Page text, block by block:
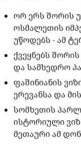
ორ ერს შორის
ოსმალეთის
უწოდებს - ამ
ქვეყნებს
და სამხედრო
ფაშინიანის
ერევანსა და
სომხეთის
ისტორიული
მეთაური ამ